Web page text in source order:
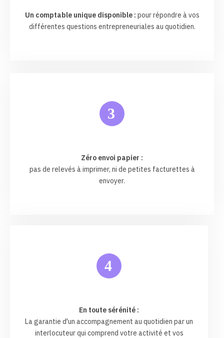
Un comptable unique disponible : pour répondre à vos
différentes questions entrepreneuriales au quotidien.
3
Zéro envoi papier :
pas de relevés à imprimer, ni de petites facturettes à
envoyer.
4
En toute sérénité :
La garantie d'un accompagnement au quotidien par un
interlocuteur qui comprend votre activité et vos